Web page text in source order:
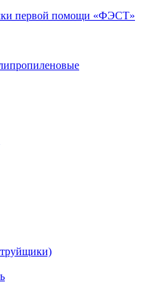
первой помощи «ФЭСТ»